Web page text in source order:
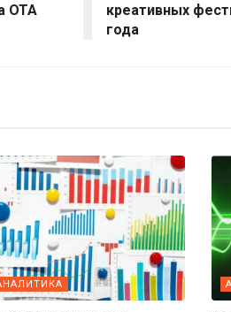
ОТА
креативных
года